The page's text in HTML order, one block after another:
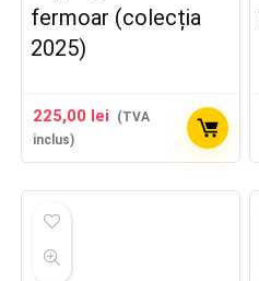
fermoar (colecția
2025)
225,00 lei
(TVA
inclus)